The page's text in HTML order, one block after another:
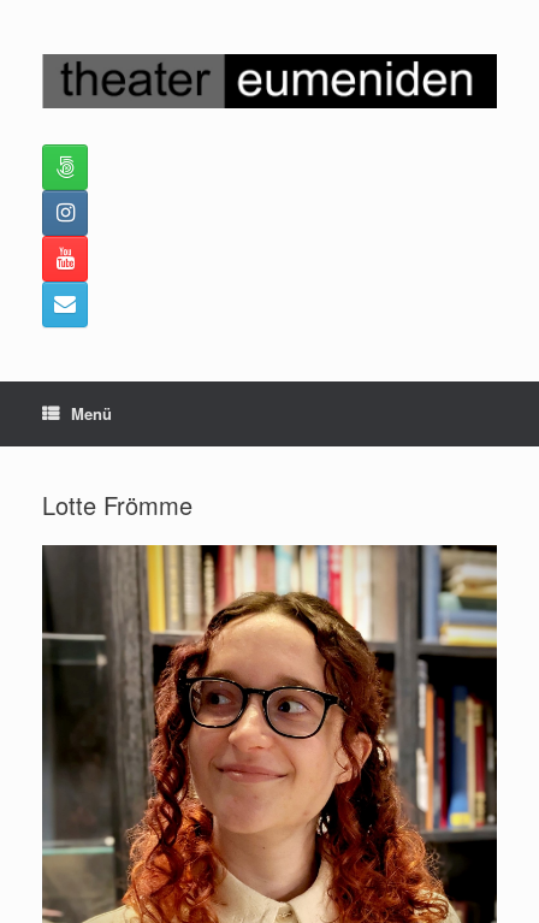
springen
Menü
Lotte Frömme